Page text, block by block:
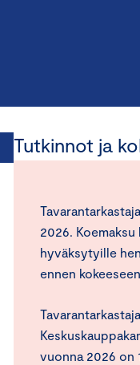
Tutkinnot ja
2026.
hyväksytyille
ennen
vuonna 2026 on